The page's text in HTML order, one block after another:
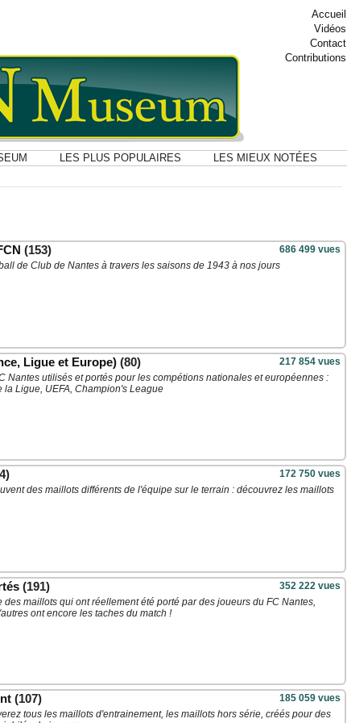
Accueil
Vidéos
Contact
Contributions
LES PLUS POPULAIRES LES MIEUX NOTÉES
(153) 686 499 vues
de Club de Nantes à travers les saisons de 1943 à nos jours
Ligue et Europe) (80) 217 854 vues
Nantes utilisés et portés pour les compétions nationales et européennes :
la Ligue, UEFA, Champion's League
172 750 vues
des maillots différents de l'équipe sur le terrain : découvrez les maillots
(191) 352 222 vues
maillots qui ont réellement été porté par des joueurs du FC Nantes,
ont encore les taches du match !
(107) 185 059 vues
tous les maillots d'entrainement, les maillots hors série, créés pour des